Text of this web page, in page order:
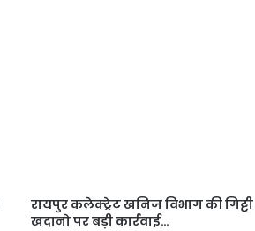
रायपुर कलेक्ट्रेट खनिज विभाग की गिट्टी
खदानो पर बड़ी कार्रवाई…